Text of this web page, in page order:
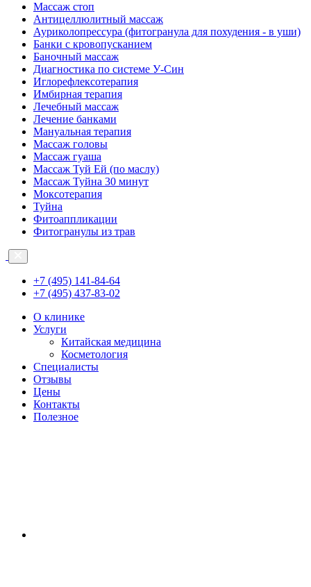
Массаж стоп
Антицеллюлитный массаж
Ауриколопрессура (фитогранула для похудения - в уши)
Банки с кровопусканием
Баночный массаж
Диагностика по системе У-Син
Иглорефлексотерапия
Имбирная терапия
Лечебный массаж
Лечение банками
Мануальная терапия
Массаж головы
Массаж гуаша
Массаж Туй Ей (по маслу)
Массаж Туйна 30 минут
Моксотерапия
Туйна
Фитоаппликации
Фитогранулы из трав
+7 (495) 141-84-64
+7 (495) 437-83-02
О клинике
Услуги
Китайская медицина
Косметология
Специалисты
Отзывы
Цены
Контакты
Полезное